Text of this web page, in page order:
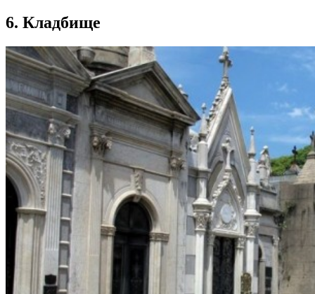
6. Кладбище